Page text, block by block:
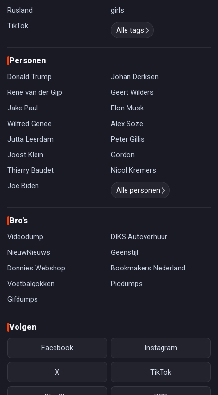
Rusland
girls
TikTok
Alle tags
Personen
Donald Trump
Johan Derksen
René van der Gijp
Geert Wilders
Jake Paul
Elon Musk
Wilfred Genee
Alex Soze
Jutta Leerdam
Peter Gillis
Joost Klein
Gordon
Thierry Baudet
Nicol Kremers
Joe Biden
Alle personen
Bro's
Videodump
DIKS Autoverhuur
NieuwNieuws
Geenstijl
Donnies Webshop
Bookmakers Nederland
Voetbalgokken
Picdumps
Gifdumps
Volgen
Facebook Instagram
X TikTok